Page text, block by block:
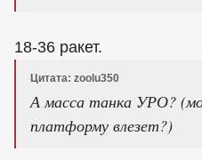
18-36 ракет.
Цитата: zoolu350
А масса танка УРО?
платформу влезет?)